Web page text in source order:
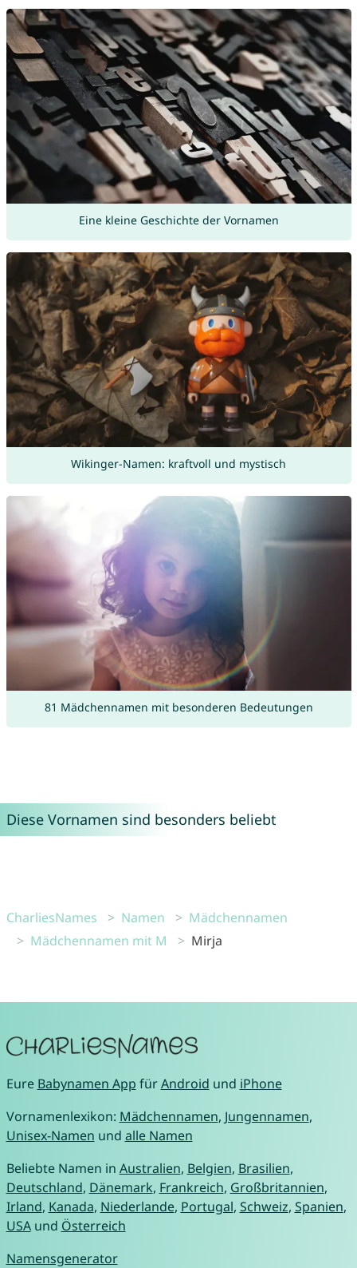
Eine kleine Geschichte der Vornamen
Wikinger-Namen: kraftvoll und mystisch
81 Mädchennamen mit besonderen Bedeutungen
Diese Vornamen sind besonders beliebt
CharliesNames Namen
Mädchennamen
Mädchennamen mit M
Mirja
Eure Babynamen App fürAndroid und iPhone
Vornamenlexikon: Mädchennamen, Jungennamen,
Unisex-Namen und alle Namen
Beliebte Namen in Australien, Belgien, Brasilien,
Deutschland, Dänemark, Frankreich, Großbritannien,
Irland, Kanada, Niederlande, Portugal, Schweiz, Spanien,
USAund Österreich
Namensgenerator